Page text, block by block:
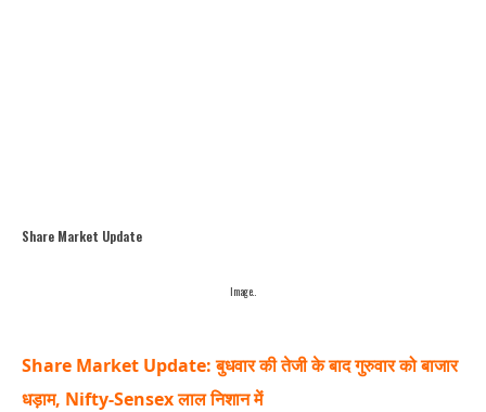
Share Market Update
Image..
Share Market Update: बुधवार की तेजी के बाद गुरुवार को बाजार
धड़ाम, Nifty-Sensex लाल निशान में